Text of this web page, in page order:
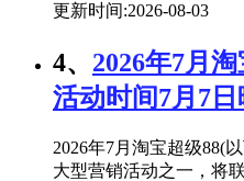
更新时间:2026-08-03
4、 2026年7月
活动时间7月7日
2026年7月淘宝超级88(
大型营销活动之一，将